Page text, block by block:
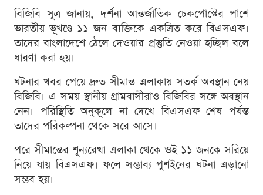
বিজিবি সূত্র জানায়, দর্শনা আন্তর্জাতিক চেকপোস্টের পাশে
ভারতীয় ভূখণ্ডে ১১ জন ব্যক্তিকে একত্রিত করে বিএসএফ।
তাদের বাংলাদেশে ঠেলে দেওয়ার প্রস্তুতি নেওয়া হচ্ছিল বলে
ধারণা করা হয়।
ঘটনার খবর পেয়ে দ্রুত সীমান্ত এলাকায় সতর্ক অবস্থান নেয়
বিজিবি। এ সময় স্থানীয় গ্রামবাসীরাও বিজিবির সঙ্গে অবস্থান
নেন। পরিস্থিতি অনুকূলে না দেখে বিএসএফ শেষ পর্যন্ত
তাদের পরিকল্পনা থেকে সরে আসে।
পরে সীমান্তের শূন্যরেখা এলাকা থেকে ওই ১১ জনকে সরিয়ে
নিয়ে যায় বিএসএফ। ফলে সম্ভাব্য পুশইনের ঘটনা এড়ানো
সম্ভব হয়।